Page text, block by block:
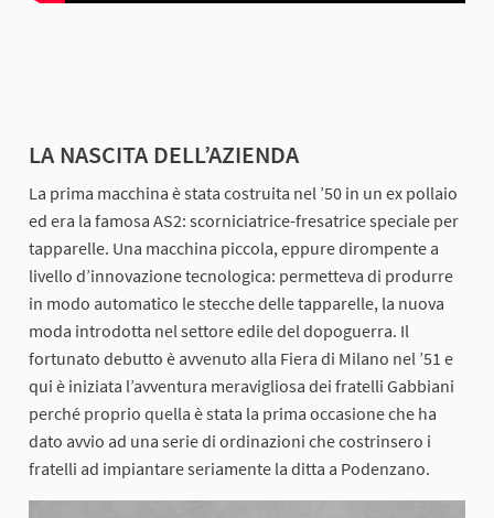
LA NASCITA DELL’AZIENDA
La prima macchina è stata costruita nel ’50 in un ex pollaio
ed era la famosa AS2: scorniciatrice-fresatrice speciale per
tapparelle. Una macchina piccola, eppure dirompente a
livello d’innovazione tecnologica: permetteva di produrre
in modo automatico le stecche delle tapparelle, la nuova
moda introdotta nel settore edile del dopoguerra. Il
fortunato debutto è avvenuto alla Fiera di Milano nel ’51 e
qui è iniziata l’avventura meravigliosa dei fratelli Gabbiani
perché proprio quella è stata la prima occasione che ha
dato avvio ad una serie di ordinazioni che costrinsero i
fratelli ad impiantare seriamente la ditta a Podenzano.